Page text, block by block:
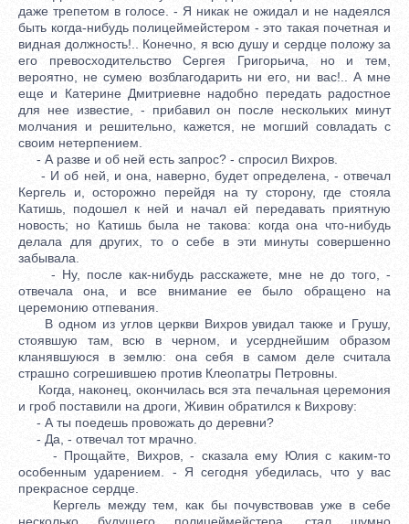
даже трепетом в голосе. - Я никак не ожидал и не надеялся
быть когда-нибудь полицеймейстером - это такая почетная и
видная должность!.. Конечно, я всю душу и сердце положу за
его превосходительство Сергея Григорьича, но и тем,
вероятно, не сумею возблагодарить ни его, ни вас!.. А мне
еще и Катерине Дмитриевне надобно передать радостное
для нее известие, - прибавил он после нескольких минут
молчания и решительно, кажется, не могший совладать с
своим нетерпением.
- А разве и об ней есть запрос? - спросил Вихров.
- И об ней, и она, наверно, будет определена, - отвечал
Кергель и, осторожно перейдя на ту сторону, где стояла
Катишь, подошел к ней и начал ей передавать приятную
новость; но Катишь была не такова: когда она что-нибудь
делала для других, то о себе в эти минуты совершенно
забывала.
- Ну, после как-нибудь расскажете, мне не до того, -
отвечала она, и все внимание ее было обращено на
церемонию отпевания.
В одном из углов церкви Вихров увидал также и Грушу,
стоявшую там, всю в черном, и усерднейшим образом
кланявшуюся в землю: она себя в самом деле считала
страшно согрешившею против Клеопатры Петровны.
Когда, наконец, окончилась вся эта печальная церемония
и гроб поставили на дроги, Живин обратился к Вихрову:
- А ты поедешь провожать до деревни?
- Да, - отвечал тот мрачно.
- Прощайте, Вихров, - сказала ему Юлия с каким-то
особенным ударением. - Я сегодня убедилась, что у вас
прекрасное сердце.
Кергель между тем, как бы почувствовав уже в себе
несколько будущего полицеймейстера, стал шумно